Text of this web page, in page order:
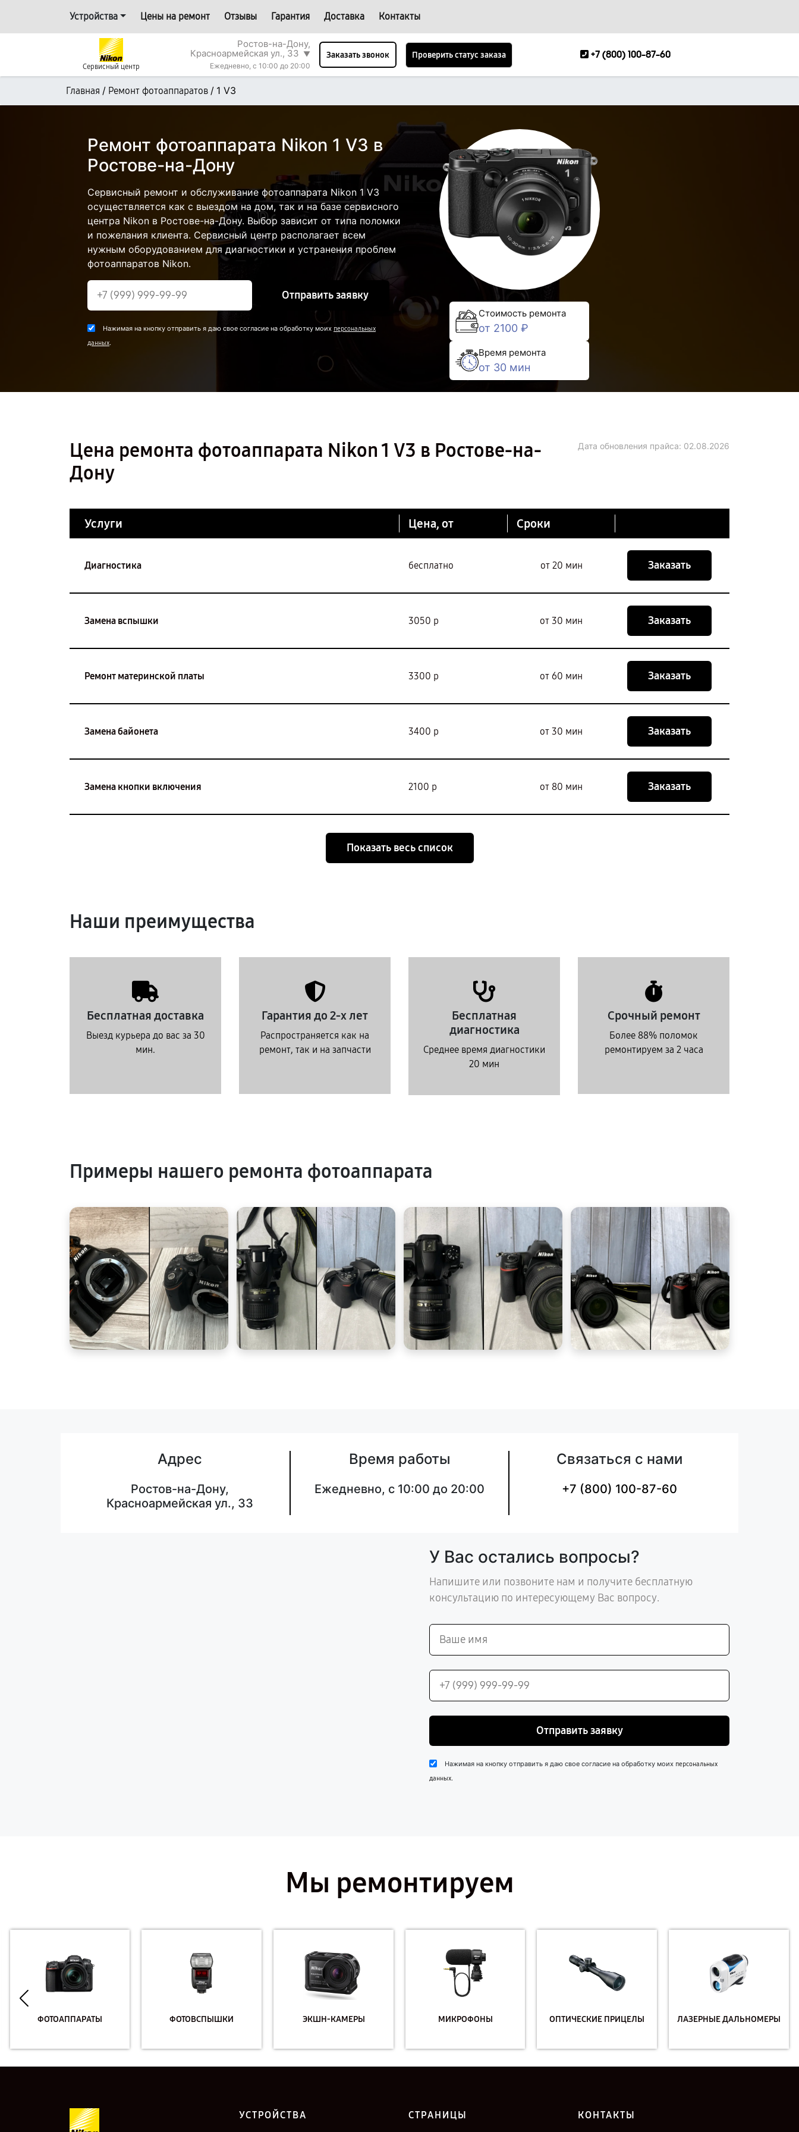
Устройства Цены на ремонт Отзывы Гарантия Доставка Контакты
Сервисный центр
Ростов-на-Дону,
Красноармейская ул., 33 ▼
Ежедневно, с 10:00 до 20:00
Заказать звонок Проверить статус заказа +7 (800) 100-87-60
Главная / Ремонт фотоаппаратов / 1 V3
Ремонт фотоаппарата Nikon 1 V3 в
Ростове-на-Дону
Сервисный ремонт и обслуживание фотоаппарата Nikon 1 V3
осуществляется как с выездом на дом, так и на базе сервисного
центра Nikon в Ростове-на-Дону. Выбор зависит от типа поломки
и пожелания клиента. Сервисный центр располагает всем
нужным оборудованием для диагностики и устранения проблем
фотоаппаратов Nikon.
Отправить заявку
Нажимая на кнопку отправить я даю свое согласие на обработку моих персональных
данных.
Стоимость ремонта
от 2100 ₽
Время ремонта
от 30 мин
Цена ремонта фотоаппарата Nikon 1 V3 в Ростове-на-
Дону
Дата обновления прайса: 02.08.2026
Услуги Цена, от Сроки
Диагностика бесплатно от 20 мин Заказать
Замена вспышки 3050 р от 30 мин Заказать
Ремонт материнской платы 3300 р от 60 мин Заказать
Замена байонета 3400 р от 30 мин Заказать
Замена кнопки включения 2100 р от 80 мин Заказать
Показать весь список
Наши преимущества
Бесплатная доставка
Выезд курьера до вас за 30
мин.
Гарантия до 2-х лет
Распространяется как на
ремонт, так и на запчасти
Бесплатная
диагностика
Среднее время диагностики
20 мин
Срочный ремонт
Более 88% поломок
ремонтируем за 2 часа
Примеры нашего ремонта фотоаппарата
Адрес
Ростов-на-Дону,
Красноармейская ул., 33
Время работы
Ежедневно, с 10:00 до 20:00
Связаться с нами
+7 (800) 100-87-60
У Вас остались вопросы?
Напишите или позвоните нам и получите бесплатную
консультацию по интересующему Вас вопросу.
Отправить заявку
Нажимая на кнопку отправить я даю свое согласие на обработку моих персональных
данных.
Мы ремонтируем
ФОТОАППАРАТЫ ФОТОВСПЫШКИ ЭКШН-КАМЕРЫ МИКРОФОНЫ ОПТИЧЕСКИЕ ПРИЦЕЛЫ ЛАЗЕРНЫЕ ДАЛЬНОМЕРЫ
УСТРОЙСТВА СТРАНИЦЫ КОНТАКТЫ